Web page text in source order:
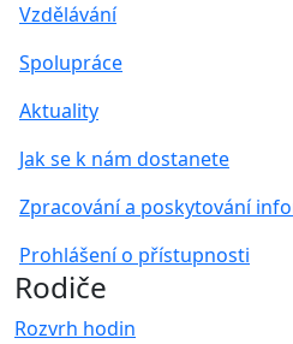
Vzdělávání
Spolupráce
Aktuality
Jak se k nám dostanete
Zpracování a poskytování
Prohlášení o přístupnosti
Rodiče
Rozvrh hodin